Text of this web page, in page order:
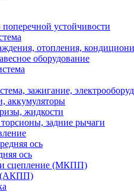
поперечной устойчивости
отопления,
оборудование
зажигание,
аккумуляторы
жидкости
торсионы, задние рычаги
ось
ось
и сцепление (МКПП)
(АКПП)